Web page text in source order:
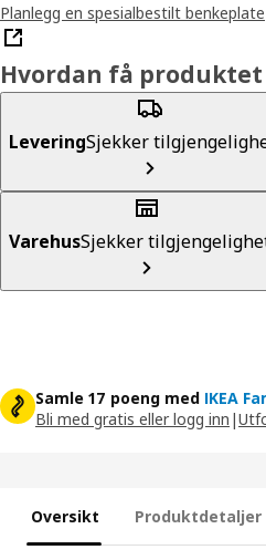
Planlegg en spesialbestilt benkeplate
Hvordan få produktet
LeveringSjekker
VarehusSjekker
Samle 17 poeng med IKEA
Bli med gratis eller logg inn |
Oversikt Produktdetaljer